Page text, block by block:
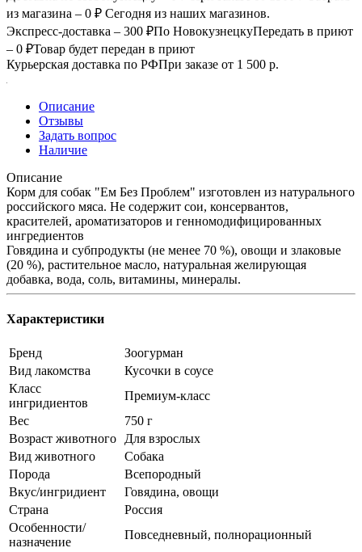
из магазина – 0 ₽ Сегодня из наших магазинов.
Экспресс-доставка – 300 ₽По НовокузнецкуПередать в приют
– 0 ₽Товар будет передан в приют
Курьерская доставка по РФПри заказе от 1 500 р.
Описание
Отзывы
Задать вопрос
Наличие
Описание
Корм для собак "Ем Без Проблем" изготовлен из натурального
российского мяса. Не содержит сои, консервантов,
красителей, ароматизаторов и генномодифицированных
ингредиентов
Говядина и субпродукты (не менее 70 %), овощи и злаковые
(20 %), растительное масло, натуральная желирующая
добавка, вода, соль, витамины, минералы.
Характеристики
Бренд
Зоогурман
Вид лакомства
Кусочки в соусе
Класс
ингридиентов
Премиум-класс
Вес
750 г
Возраст животного
Для взрослых
Вид животного
Собака
Порода
Всепородный
Вкус/ингридиент
Говядина, овощи
Страна
Россия
Особенности/
назначение
Повседневный, полнорационный